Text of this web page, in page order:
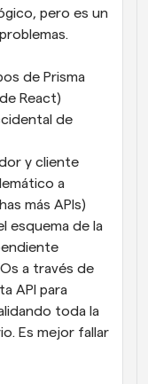
pero es un
de Prisma
React)
de
y cliente
a
más APIs)
esquema de la
a través de
API para
toda la
Es mejor fallar